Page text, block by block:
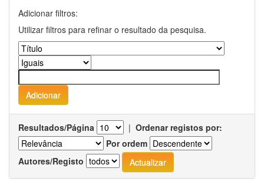
Adicionar filtros:
Utilizar filtros para refinar o resultado da pesquisa.
Resultados/Página | Ordenar registos por:
Por ordem
Autores/Registo